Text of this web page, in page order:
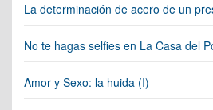
La determinación de acero de un
No te hagas selfies en La Casa del
Amor y Sexo: la huida (I)